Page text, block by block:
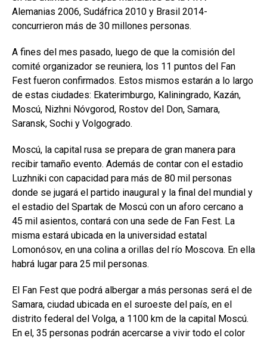
Alemanias 2006, Sudáfrica 2010 y Brasil 2014-
concurrieron más de 30 millones personas.
A fines del mes pasado, luego de que la comisión del
comité organizador se reuniera, los 11 puntos del Fan
Fest fueron confirmados. Estos mismos estarán a lo largo
de estas ciudades: Ekaterimburgo, Kaliningrado, Kazán,
Moscú, Nizhni Nóvgorod, Rostov del Don, Samara,
Saransk, Sochi y Volgogrado.
Moscú, la capital rusa se prepara de gran manera para
recibir tamaño evento. Además de contar con el estadio
Luzhniki con capacidad para más de 80 mil personas
donde se jugará el partido inaugural y la final del mundial y
el estadio del Spartak de Moscú con un aforo cercano a
45 mil asientos, contará con una sede de Fan Fest. La
misma estará ubicada en la universidad estatal
Lomonósov, en una colina a orillas del río Moscova. En ella
habrá lugar para 25 mil personas.
El Fan Fest que podrá albergar a más personas será el de
Samara, ciudad ubicada en el suroeste del país, en el
distrito federal del Volga, a 1100 km de la capital Moscú.
En el, 35 personas podrán acercarse a vivir todo el color